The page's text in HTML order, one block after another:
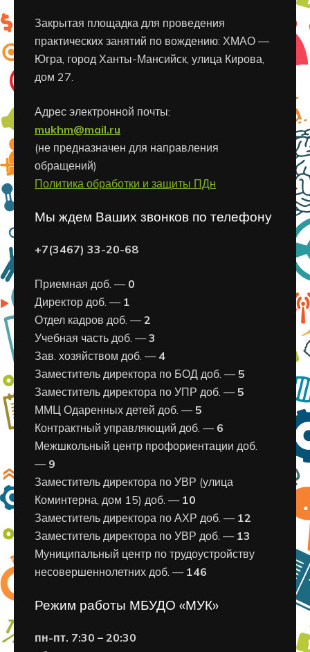
Закрытая площадка для проведения
практических занятий по вождению: ХМАО —
Югра, город Ханты-Мансийск, улица Кирова,
дом 27.
Адрес электронной почты:
mukhm@mail.ru
(не предназначен для направления
обращений)
Политика обработки и защиты ПДн
Мы ждем Ваших звонков по телефону
+7(3467) 33-20-68
Приемная доб. — 0
Директор доб. — 1
Отдел кадров доб. —2
Учебная часть доб. —3
Зав. хозяйством доб. — 4
Заместитель директора по БОД доб. —5
Заместитель директора по УПР доб. —5
ММЦ Одаренных детей доб. —5
Контрактный управляющий доб. — 6
Межшкольный центр профориентации доб.
— 9
Заместитель директора по УВР (улица
Коминтерна, дом 15) доб. — 10
Заместитель директора по АХР доб. — 12
Заместитель директора по УВР доб. — 13
Муниципальный центр по трудоустройству
несовершеннолетних доб. — 146
Режим работы МБУДО «МУК»
пн-пт. 7:30 – 20:30